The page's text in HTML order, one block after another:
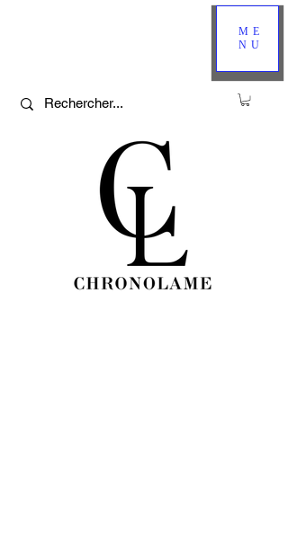
ME
NU